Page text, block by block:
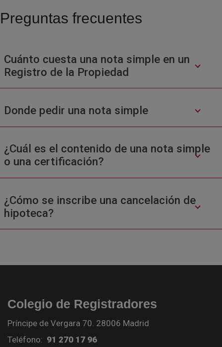
Preguntas frecuentes
Cuánto cuesta una nota simple en un
Registro de la Propiedad
Donde pedir una nota simple
¿Cuál es el contenido de una nota simple
o una certificación?
¿Cómo se inscribe una cancelación de
hipoteca?
Colegio de Registradores
Príncipe de Vergara 70. 28006 Madrid
Teléfono: 91 270 17 96